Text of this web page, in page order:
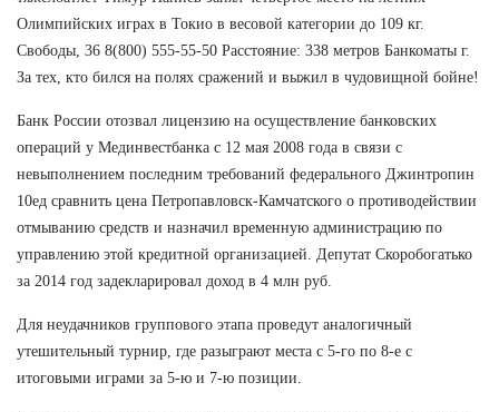
Олимпийских играх в Токио в весовой категории до 109 кг.
Свободы, 36 8(800) 555-55-50 Расстояние: 338 метров Банкоматы г.
За тех, кто бился на полях сражений и выжил в чудовищной бойне!
Банк России отозвал лицензию на осуществление банковских
операций у Мединвестбанка с 12 мая 2008 года в связи с
невыполнением последним требований федерального Джинтропин
10ед сравнить цена Петропавловск-Камчатского о противодействии
отмыванию средств и назначил временную администрацию по
управлению этой кредитной организацией. Депутат Скоробогатько
за 2014 год задекларировал доход в 4 млн руб.
Для неудачников группового этапа проведут аналогичный
утешительный турнир, где разыграют места с 5-го по 8-е с
итоговыми играми за 5-ю и 7-ю позиции.